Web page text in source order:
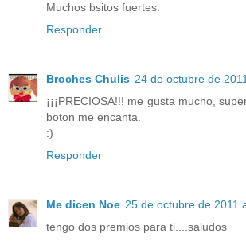
Muchos bsitos fuertes.
Responder
Broches Chulis 24 de octubre de
¡¡¡PRECIOSA!!! me gusta mucho,
boton me encanta.
:)
Responder
Me dicen Noe 25 de octubre de 2011
tengo dos premios para ti....saludos